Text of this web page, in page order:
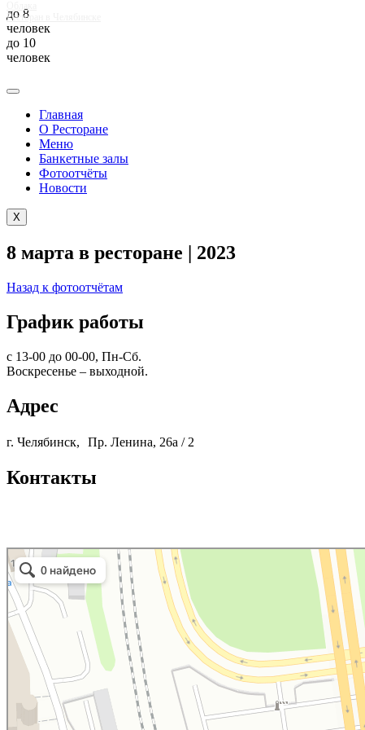
до 8
человек
до 10
человек
Главная
О Ресторане
Меню
Банкетные залы
Фотоотчёты
Новости
X
8 марта в ресторане | 2023
Назад к фотоотчётам
График работы
с 13-00 до 00-00, Пн-Сб.
Воскресенье – выходной.
Адрес
г. Челябинск, Пр. Ленина, 26а / 2
Контакты
Ресторан в Челябинске